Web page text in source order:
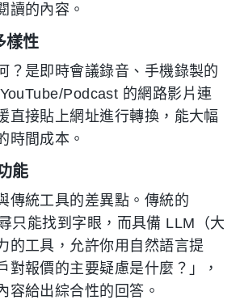
讀的內容。
樣性
？是即時會議錄音、手機錄製的
Podcast 的網路影片連
直接貼上網址進行轉換，能大幅
時間成本。
能
傳統工具的差異點。傳統的
只能找到字眼，而具備 LLM（大
的工具，允許你用自然語言提
對報價的主要疑慮是什麼？」，
容給出綜合性的回答。